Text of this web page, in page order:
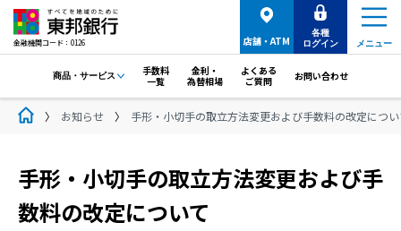
金融機関コード：0126 メニュー
店舗・ATM
各種
ログイン
商品・サービス
手数料
一覧
金利・
為替相場
よくある
ご質問
お問い合わせ
お知らせ 手形・小切手の取立方法変更および手数料の改定につ
手形・小切手の取立方法変更および手
数料の改定について